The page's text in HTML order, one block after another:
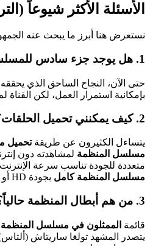
الأسئلة الأكثر شيوعاً
نستعرض هنا أبرز ما يبحث عنه
1. هل يوجد جزء سادس للمسلسل؟
حتى الآن، النجاح الساحق الذي يحققه
بإمكانية استمرار العمل، لكن القناة
2. كيف يمكنني تحميل الحلقات؟
يتساءل الكثيرون عن طريقةتحميل
مسلسل المنظمة لمشاهدته دون
متعددة للجودة تناسب سرعة
مسلسل المنظمة كامل بجودة HD أو جودات متوسطة للموبايل.
3. من هم أبطال المنظمة حالياً؟
قائمة الممثلون في مسلسل المنظمة
يتصدر المشهد تولغا ساريتاش